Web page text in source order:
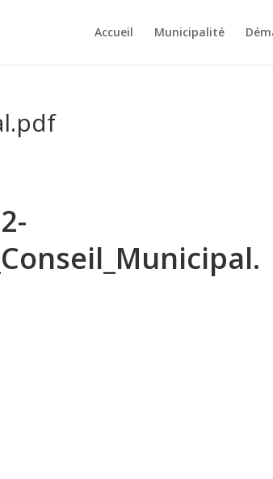
Accueil Municipalité